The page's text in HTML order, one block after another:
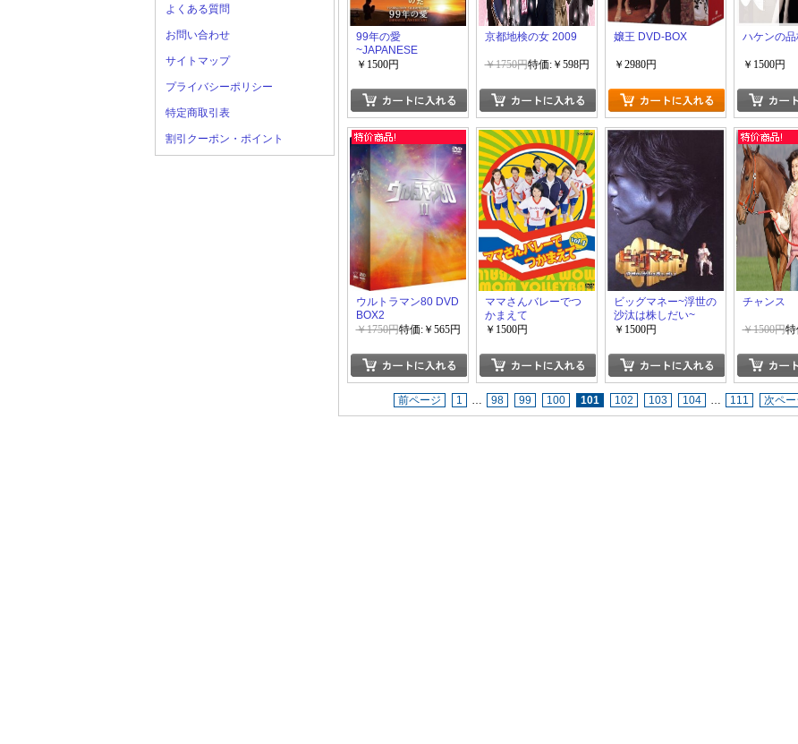
よくある質問
お問い合わせ
サイトマップ
プライバシーポリシー
特定商取引表
割引クーポン・ポイント
99年の愛
~JAPANESE
AMERICANS~
￥1500円
京都地検の女 2009
￥1750円特価:￥598円
嬢王 DVD-BOX
￥2980円
ハケンの品
￥1500円
ウルトラマン80 DVD
BOX2
￥1750円特価:￥565円
ママさんバレーでつ
かまえて
￥1500円
ビッグマネー~浮世の
沙汰は株しだい~
￥1500円
チャンス
￥1500円特
前ページ 1 … 98 99 100 101 102 103 104 … 111 次ペー